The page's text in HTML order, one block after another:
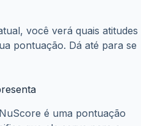
você verá quais atitudes
pontuação. Dá até para se
é uma pontuação